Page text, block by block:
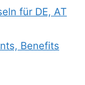
für DE, AT
Benefits